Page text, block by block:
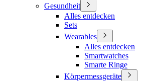
Gesundheit
Alles entdecken
Sets
Wearables
Alles entdecken
Smartwatches
Smarte Ringe
Körpermessgeräte